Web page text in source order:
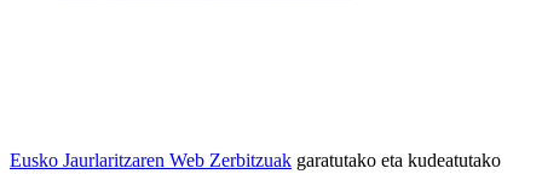
Eusko Jaurlaritzaren Web Zerbitzuak garatutako eta kudeatutako